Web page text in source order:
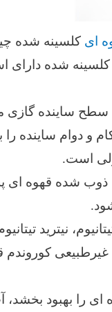
ای کلسینه شده
شده دارای
سطح ساینده
و دوام ساینده
ذوب شده قهوه
نیترید
کوروندم